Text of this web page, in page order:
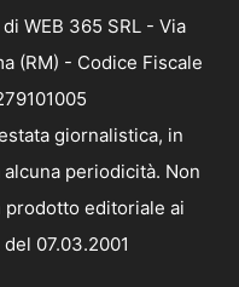
WEB 365 SRL - Via
(RM) - Codice Fiscale
giornalistica, in
periodicità. Non
editoriale ai
07.03.2001